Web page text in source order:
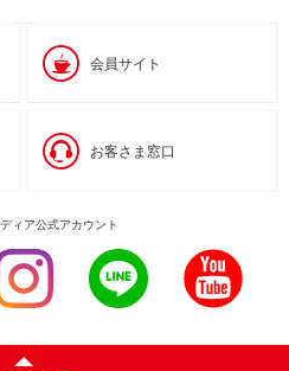
会員サイト
お客さま窓口
ィア公式アカウント